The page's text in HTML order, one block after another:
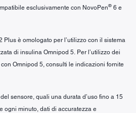
esclusivamente con NovoPen® 6 e
Plus è omologato per l’utilizzo con il sistema
di insulina Omnipod 5. Per l’utilizzo dei
Omnipod 5, consulti le indicazioni fornite
sensore, quali una durata d’uso fino a 15
ogni minuto, dati di accuratezza e